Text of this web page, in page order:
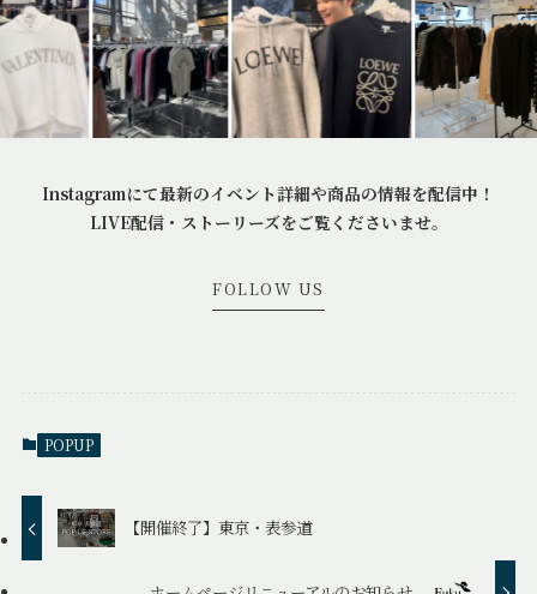
Instagramにて最新のイベント詳細や商品の情報を配信中！
LIVE配信・ストーリーズをご覧くださいませ。
FOLLOW US
POPUP
【開催終了】東京・表参道